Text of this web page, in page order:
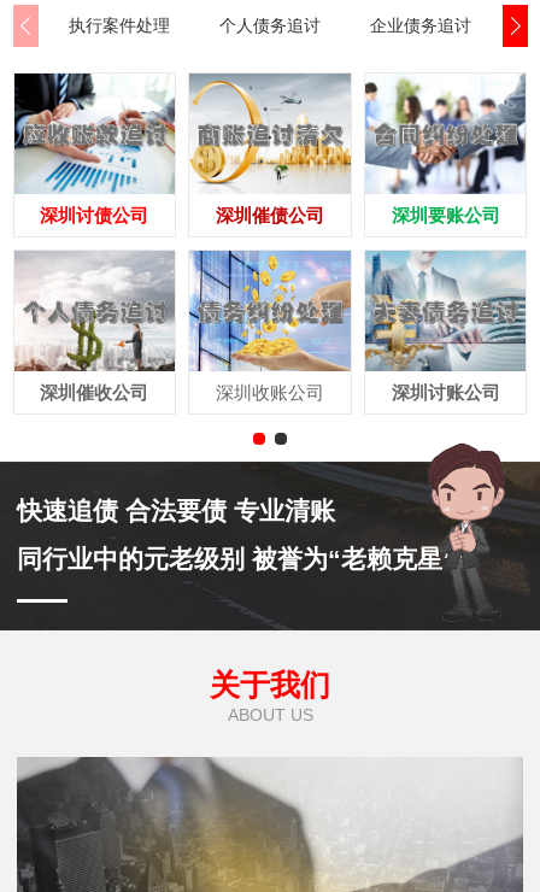
执行案件处理 个人债务追讨 企业债务追讨
深圳讨债公司
深圳催收公司
深圳催债公司
深圳收账公司
深圳要账公司
深圳讨账公司
快速追债 合法要债 专业清账
同行业中的元老级别 被誉为“老赖克星”
关于我们
ABOUT US